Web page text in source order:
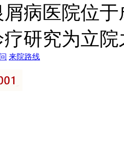
病医院位
研究为立院
来院路线